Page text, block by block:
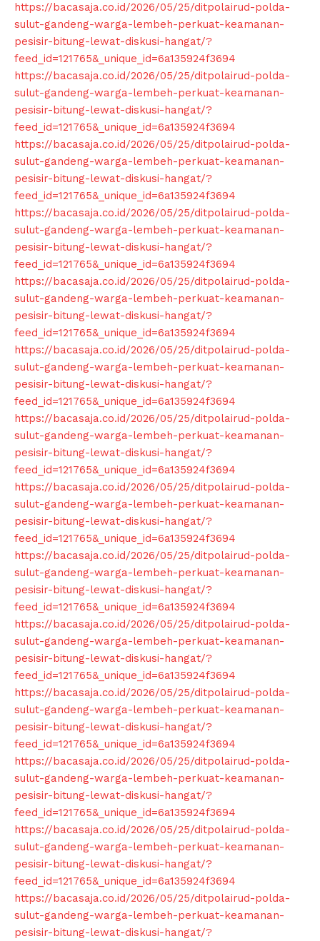
https://bacasaja.co.id/2026/05/25/ditpolairud-polda-
sulut-gandeng-warga-lembeh-perkuat-keamanan-
pesisir-bitung-lewat-diskusi-hangat/?
feed_id=121765&_unique_id=6a135924f3694
https://bacasaja.co.id/2026/05/25/ditpolairud-polda-
sulut-gandeng-warga-lembeh-perkuat-keamanan-
pesisir-bitung-lewat-diskusi-hangat/?
feed_id=121765&_unique_id=6a135924f3694
https://bacasaja.co.id/2026/05/25/ditpolairud-polda-
sulut-gandeng-warga-lembeh-perkuat-keamanan-
pesisir-bitung-lewat-diskusi-hangat/?
feed_id=121765&_unique_id=6a135924f3694
https://bacasaja.co.id/2026/05/25/ditpolairud-polda-
sulut-gandeng-warga-lembeh-perkuat-keamanan-
pesisir-bitung-lewat-diskusi-hangat/?
feed_id=121765&_unique_id=6a135924f3694
https://bacasaja.co.id/2026/05/25/ditpolairud-polda-
sulut-gandeng-warga-lembeh-perkuat-keamanan-
pesisir-bitung-lewat-diskusi-hangat/?
feed_id=121765&_unique_id=6a135924f3694
https://bacasaja.co.id/2026/05/25/ditpolairud-polda-
sulut-gandeng-warga-lembeh-perkuat-keamanan-
pesisir-bitung-lewat-diskusi-hangat/?
feed_id=121765&_unique_id=6a135924f3694
https://bacasaja.co.id/2026/05/25/ditpolairud-polda-
sulut-gandeng-warga-lembeh-perkuat-keamanan-
pesisir-bitung-lewat-diskusi-hangat/?
feed_id=121765&_unique_id=6a135924f3694
https://bacasaja.co.id/2026/05/25/ditpolairud-polda-
sulut-gandeng-warga-lembeh-perkuat-keamanan-
pesisir-bitung-lewat-diskusi-hangat/?
feed_id=121765&_unique_id=6a135924f3694
https://bacasaja.co.id/2026/05/25/ditpolairud-polda-
sulut-gandeng-warga-lembeh-perkuat-keamanan-
pesisir-bitung-lewat-diskusi-hangat/?
feed_id=121765&_unique_id=6a135924f3694
https://bacasaja.co.id/2026/05/25/ditpolairud-polda-
sulut-gandeng-warga-lembeh-perkuat-keamanan-
pesisir-bitung-lewat-diskusi-hangat/?
feed_id=121765&_unique_id=6a135924f3694
https://bacasaja.co.id/2026/05/25/ditpolairud-polda-
sulut-gandeng-warga-lembeh-perkuat-keamanan-
pesisir-bitung-lewat-diskusi-hangat/?
feed_id=121765&_unique_id=6a135924f3694
https://bacasaja.co.id/2026/05/25/ditpolairud-polda-
sulut-gandeng-warga-lembeh-perkuat-keamanan-
pesisir-bitung-lewat-diskusi-hangat/?
feed_id=121765&_unique_id=6a135924f3694
https://bacasaja.co.id/2026/05/25/ditpolairud-polda-
sulut-gandeng-warga-lembeh-perkuat-keamanan-
pesisir-bitung-lewat-diskusi-hangat/?
feed_id=121765&_unique_id=6a135924f3694
https://bacasaja.co.id/2026/05/25/ditpolairud-polda-
sulut-gandeng-warga-lembeh-perkuat-keamanan-
pesisir-bitung-lewat-diskusi-hangat/?